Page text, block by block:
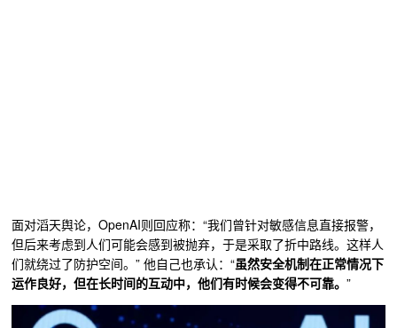
面对滔天舆论，OpenAI则回应称：“我们曾针对敏感信息直接报警，
但后来考虑到人们可能会感到被抛弃，于是采取了折中路线。这样人
们就绕过了防护空间。” 他自己也承认：“虽然安全机制在正常情况下
运作良好，但在长时间的互动中，他们有时候会变得不可靠。 ”